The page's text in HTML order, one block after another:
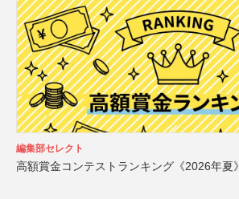
編集部セレクト
高額賞金コンテストランキング《2026年夏》